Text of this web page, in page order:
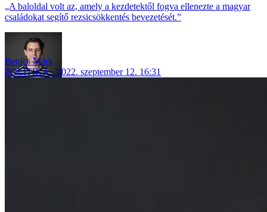
„A baloldal volt az, amely a kezdetektől fogva ellenezte a magyar
családokat segítő rezsicsökkentés bevezetését.”
Benics Márk
POLITIKA
2022. szeptember 12. 16:31